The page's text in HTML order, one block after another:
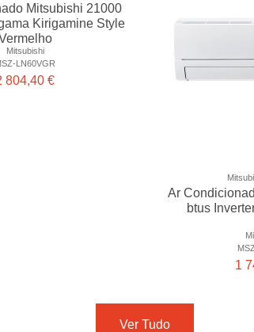
Mitsubishi 21000
Kirigamine Style
Mitsubishi
LN60VGR
804,40 €
Ar
btus
1
Ver Tudo